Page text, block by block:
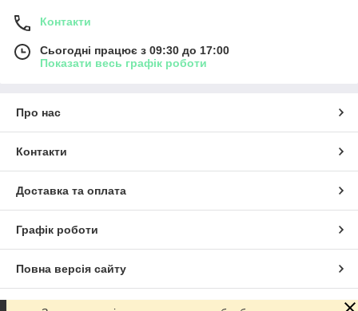
Контакти
Сьогодні працює з 09:30 до 17:00
Показати весь графік роботи
Про нас
Контакти
Доставка та оплата
Графік роботи
Повна версія сайту
Сайт створено на маркетплейсі Prom.ua